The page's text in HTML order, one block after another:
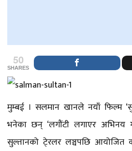
50
SHARES
मुम्बई । सलमान खानले नयाँ फिल्म
भनेका छन् ‘लगौंटी लगाएर अभिनय
सुल्तानको टे्रलर लञ्चपछि आयोजित